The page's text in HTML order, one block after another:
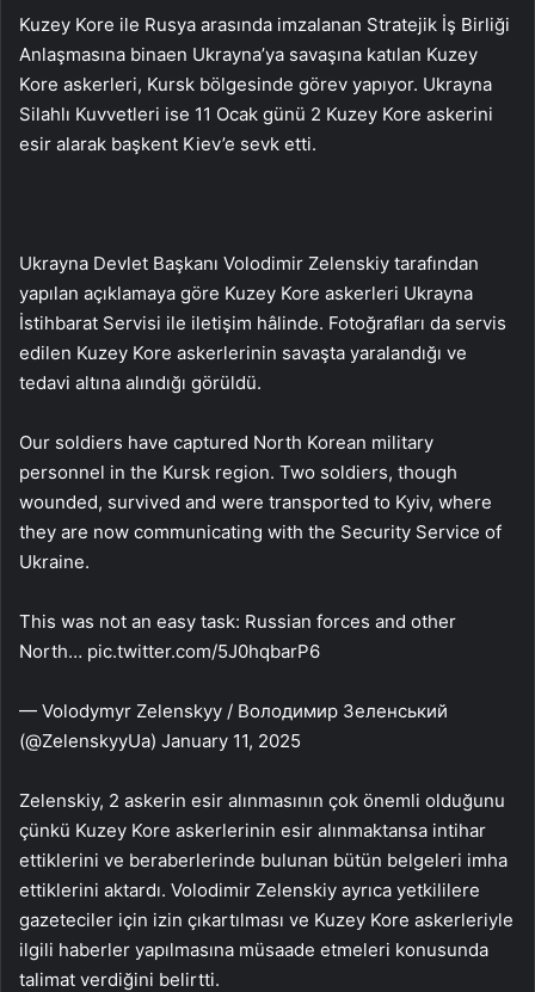
Kuzey Kore ile Rusya arasında imzalanan Stratejik İş Birliği
Anlaşmasına binaen Ukrayna’ya savaşına katılan Kuzey
Kore askerleri, Kursk bölgesinde görev yapıyor. Ukrayna
Silahlı Kuvvetleri ise 11 Ocak günü 2 Kuzey Kore askerini
esir alarak başkent Kiev’e sevk etti.
Ukrayna Devlet Başkanı Volodimir Zelenskiy tarafından
yapılan açıklamaya göre Kuzey Kore askerleri Ukrayna
İstihbarat Servisi ile iletişim hâlinde. Fotoğrafları da servis
edilen Kuzey Kore askerlerinin savaşta yaralandığı ve
tedavi altına alındığı görüldü.
Our soldiers have captured North Korean military
personnel in the Kursk region. Two soldiers, though
wounded, survived and were transported to Kyiv, where
they are now communicating with the Security Service of
Ukraine.
This was not an easy task: Russian forces and other
North… pic.twitter.com/5J0hqbarP6
— Volodymyr Zelenskyy / Володимир Зеленський
(@ZelenskyyUa) January 11, 2025
Zelenskiy, 2 askerin esir alınmasının çok önemli olduğunu
çünkü Kuzey Kore askerlerinin esir alınmaktansa intihar
ettiklerini ve beraberlerinde bulunan bütün belgeleri imha
ettiklerini aktardı. Volodimir Zelenskiy ayrıca yetkililere
gazeteciler için izin çıkartılması ve Kuzey Kore askerleriyle
ilgili haberler yapılmasına müsaade etmeleri konusunda
talimat verdiğini belirtti.